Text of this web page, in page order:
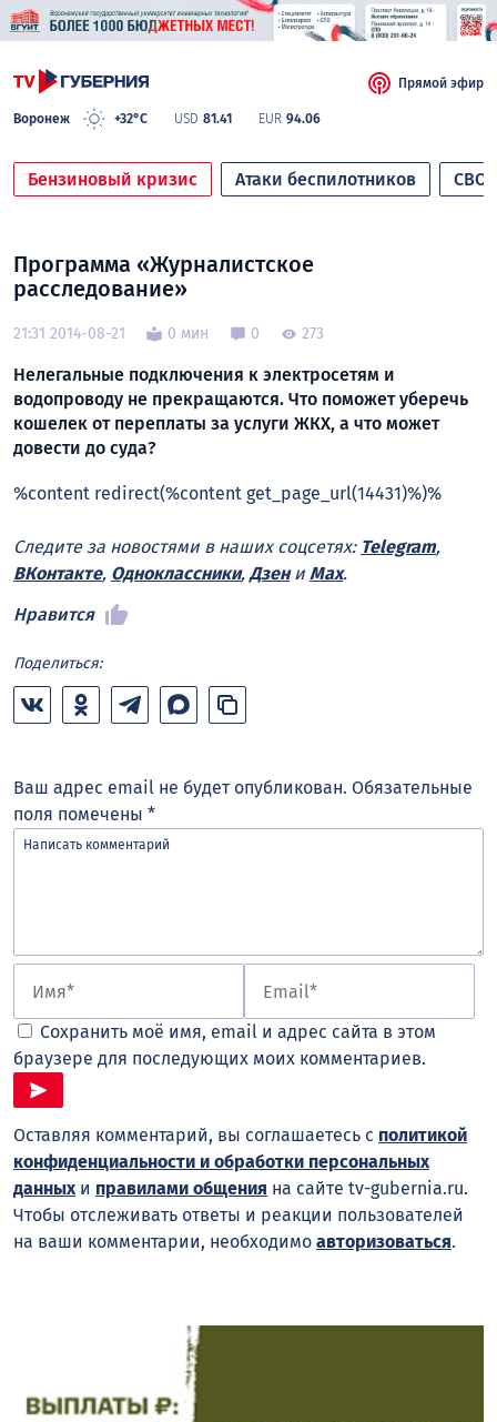
Воронеж +32°C USD 81.41 EUR 94.06
Прямой эфир
Бензиновый кризис Атаки беспилотников СВО
Программа «Журналистское
расследование»
21:31 2014-08-21 0 мин 0 273
Нелегальные подключения к электросетям и
водопроводу не прекращаются. Что поможет уберечь
кошелек от переплаты за услуги ЖКХ, а что может
довести до суда?
%content redirect(%content get_page_url(14431)%)%
Следите за новостями в наших соцсетях: Telegram,
ВКонтакте, Одноклассники, Дзени Max.
Нравится
Поделиться:
Ваш адрес email не будет опубликован. Обязательные
поля помечены *
Сохранить моё имя, email и адрес сайта в этом
браузере для последующих моих комментариев.
Оставляя комментарий, вы соглашаетесь с политикой
конфиденциальности и обработки персональных
данныхи правилами общения на сайте tv-gubernia.ru.
Чтобы отслеживать ответы и реакции пользователей
на ваши комментарии, необходимо авторизоваться.